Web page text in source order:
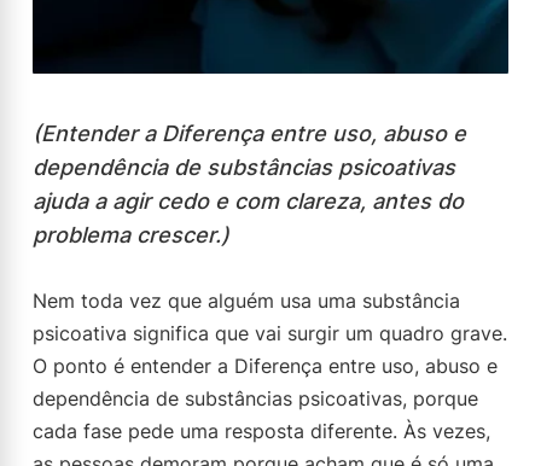
(Entender a Diferença entre uso, abuso e
dependência de substâncias psicoativas
ajuda a agir cedo e com clareza, antes do
problema crescer.)
Nem toda vez que alguém usa uma substância
psicoativa significa que vai surgir um quadro grave.
O ponto é entender a Diferença entre uso, abuso e
dependência de substâncias psicoativas, porque
cada fase pede uma resposta diferente. Às vezes,